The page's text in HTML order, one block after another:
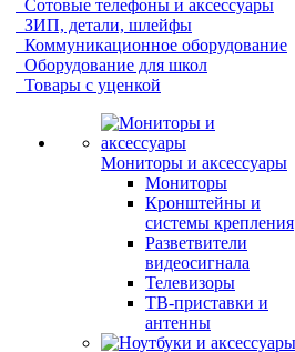
Сотовые телефоны и аксессуары
ЗИП, детали, шлейфы
Коммуникационное оборудование
Оборудование для школ
Товары с уценкой
Мониторы и аксессуары
Мониторы
Кронштейны и
системы крепления
Разветвители
видеосигнала
Телевизоры
ТВ-приставки и
антенны